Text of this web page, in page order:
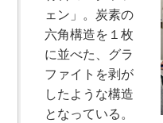
ェン」。炭素の
六角構造を１枚
に並べた、グラ
ファイトを剥が
したような構造
となっている。